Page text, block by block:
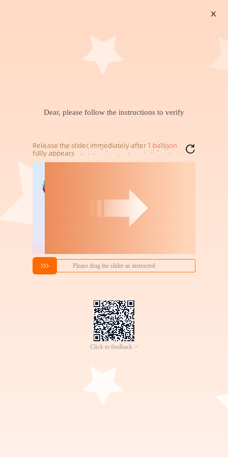
暂未找到兴趣商品，可以试试搜索喜欢的商品
搜索喜欢的商品
X